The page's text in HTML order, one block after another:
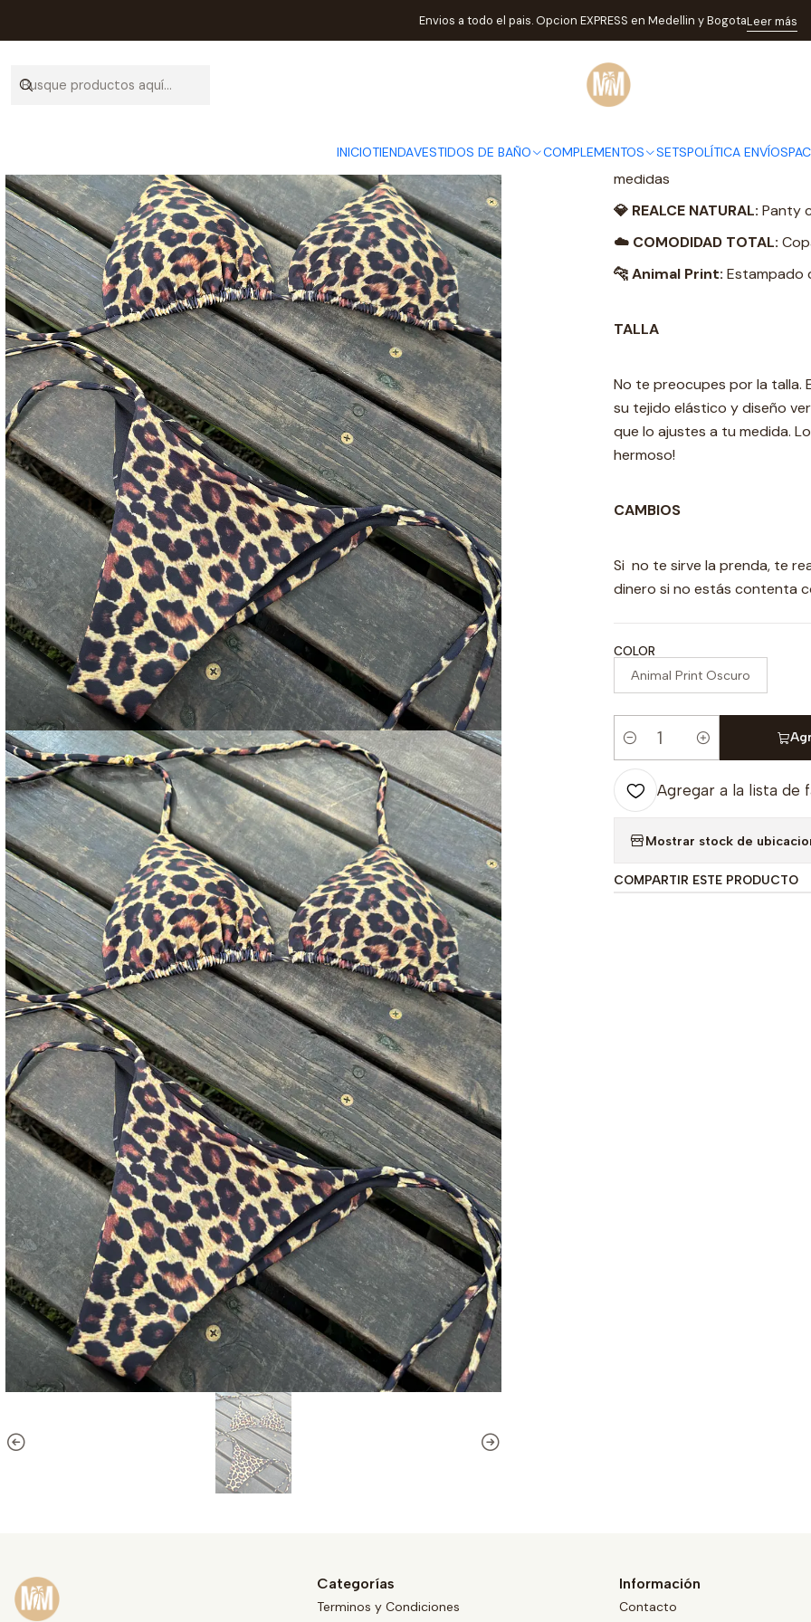
INICIOTIENDAVESTIDOS DE BAÑO COMPLEMENTOS SETSPOLÍTICA ENVÍOS
Envios a todo el pais. Opcion EXPRESS en Medellin y BogotaLeer más
TODA LA TIENDA VESTIDOS DE BANO Bikinis BIKINI BÁSICO
|BIKINI
🎯 AJUSTE PERFECTO:
medidas
💎 REALCE NATURAL: Panty
☁️ COMODIDAD TOTAL:
🐆 Animal Print: Estampado
TALLA
No te preocupes por la talla.
su tejido elástico y diseño
que lo ajustes a tu medida.
hermoso!
CAMBIOS
Si no te sirve la prenda, te
dinero si no estás contenta
COLOR
Animal Print Oscuro
Cantidad
Agregar a la lista de
Mostrar stock de
COMPARTIR ESTE PRODUCTO
Categorías
Terminos y Condiciones
Información
Contacto